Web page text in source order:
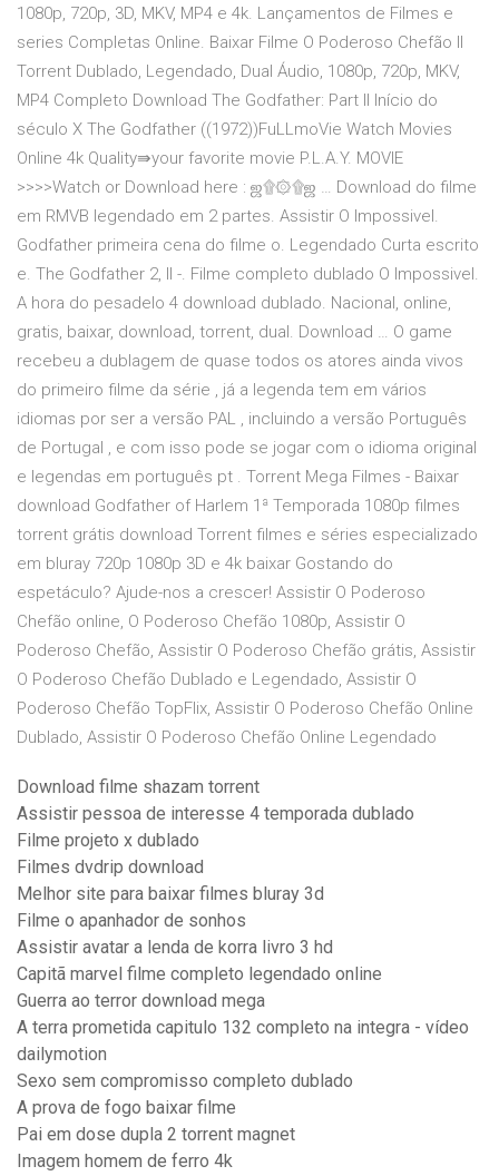
1080p, 720p, 3D, MKV, MP4 e 4k. Lançamentos de Filmes e
series Completas Online. Baixar Filme O Poderoso Chefão II
Torrent Dublado, Legendado, Dual Áudio, 1080p, 720p, MKV,
MP4 Completo Download The Godfather: Part II Início do
século X The Godfather ((1972))FuLLmoVie Watch Movies
Online 4k Quality⇛your favorite movie P.L.A.Y. MOVIE
>>>>Watch or Download here : ஜ۩۞۩ஜ … Download do filme
em RMVB legendado em 2 partes. Assistir O Impossivel.
Godfather primeira cena do filme o. Legendado Curta escrito
e. The Godfather 2, II -. Filme completo dublado O Impossivel.
A hora do pesadelo 4 download dublado. Nacional, online,
gratis, baixar, download, torrent, dual. Download … O game
recebeu a dublagem de quase todos os atores ainda vivos
do primeiro filme da série , já a legenda tem em vários
idiomas por ser a versão PAL , incluindo a versão Português
de Portugal , e com isso pode se jogar com o idioma original
e legendas em português pt . Torrent Mega Filmes - Baixar
download Godfather of Harlem 1ª Temporada 1080p filmes
torrent grátis download Torrent filmes e séries especializado
em bluray 720p 1080p 3D e 4k baixar Gostando do
espetáculo? Ajude-nos a crescer! Assistir O Poderoso
Chefão online, O Poderoso Chefão 1080p, Assistir O
Poderoso Chefão, Assistir O Poderoso Chefão grátis, Assistir
O Poderoso Chefão Dublado e Legendado, Assistir O
Poderoso Chefão TopFlix, Assistir O Poderoso Chefão Online
Dublado, Assistir O Poderoso Chefão Online Legendado
Download filme shazam torrent
Assistir pessoa de interesse 4 temporada dublado
Filme projeto x dublado
Filmes dvdrip download
Melhor site para baixar filmes bluray 3d
Filme o apanhador de sonhos
Assistir avatar a lenda de korra livro 3 hd
Capitã marvel filme completo legendado online
Guerra ao terror download mega
A terra prometida capitulo 132 completo na integra - vídeo
dailymotion
Sexo sem compromisso completo dublado
A prova de fogo baixar filme
Pai em dose dupla 2 torrent magnet
Imagem homem de ferro 4k